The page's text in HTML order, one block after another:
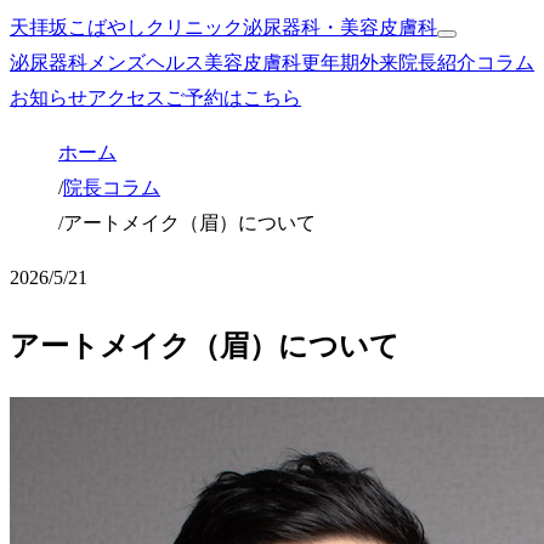
天拝坂こばやしクリニック泌尿器科・美容皮膚科
泌尿器科 メンズヘルス美容皮膚科更年期外来院長紹介コラム
お知らせアクセス ご予約はこちら
ホーム
/院長コラム
/アートメイク（眉）について
2026/5/21
アートメイク（眉）について